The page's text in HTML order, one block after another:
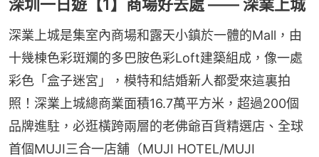
深圳一日遊【1】商場好去處 —— 深業上城
深業上城是集室內商場和露天小鎮於一體的Mall，由
十幾棟色彩斑斕的多巴胺色彩Loft建築組成，像一處
彩色「盒子迷宮」，模特和結婚新人都愛來這裏拍
照！深業上城總商業面積16.7萬平方米，超過200個
品牌進駐，必逛橫跨兩層的老佛爺百貨精選店、全球
首個MUJI三合一店舖（MUJI HOTEL/MUJI